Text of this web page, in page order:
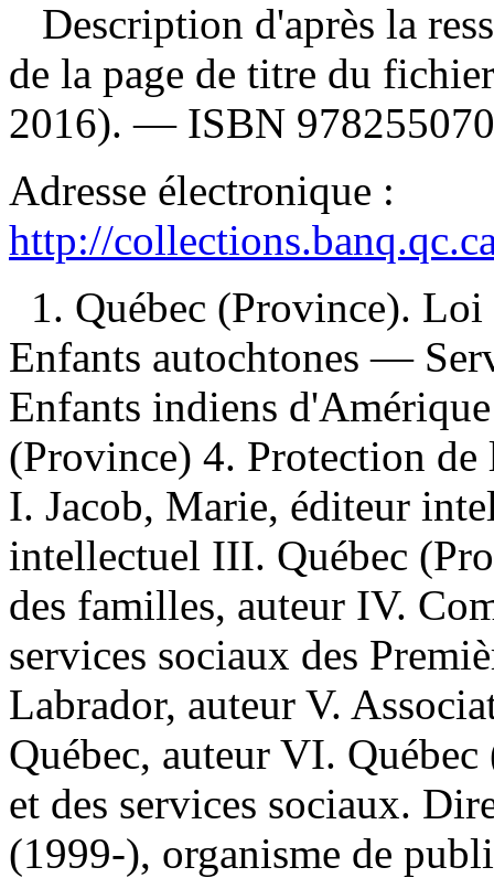
Description d'après la
de la page de titre du
2016). — ISBN
Adresse électronique :
http://
1. Québec (Province).
Enfants autochtones —
Enfants indiens
(Province) 4. Protection
I. Jacob, Marie, éditeur
intellectuel III. Québec
des familles, auteur IV.
services sociaux des
Labrador, auteur V.
Québec, auteur VI.
et des services sociaux.
(1999-), organisme de